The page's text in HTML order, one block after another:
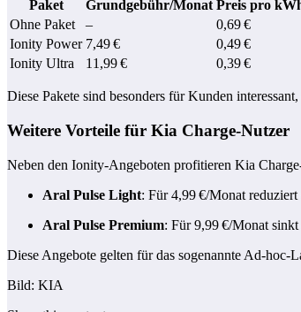
Paket Grundgebühr/Monat Preis pro
Ohne Paket
–
0,69 €
Ionity Power 7,49 €
0,49 €
Ionity Ultra
11,99 € 0,39 €
Diese Pakete sind besonders für Kunden
Weitere Vorteile für Kia Charge-Nutzer
Neben den Ionity-Angeboten profitieren Kia
Aral Pulse Light: Für 4,99 €/Monat
Aral Pulse Premium: Für 9,99 €/Monat
Diese Angebote gelten für das sogenannte Ad-
Bild: KIA